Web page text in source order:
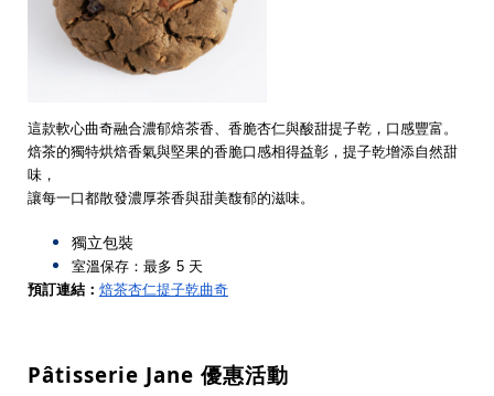
這款軟心曲奇融合濃郁焙茶香、香脆杏仁與酸甜提子乾，口感豐富。
焙茶的獨特烘焙香氣與堅果的香脆口感相得益彰，提子乾增添自然甜
味，
讓每一口都散發濃厚茶香與甜美馥郁的滋味。
獨立包裝
室溫保存：最多 5 天
預訂連結： 焙茶杏仁提子乾曲奇
Pâtisserie Jane 優惠活動